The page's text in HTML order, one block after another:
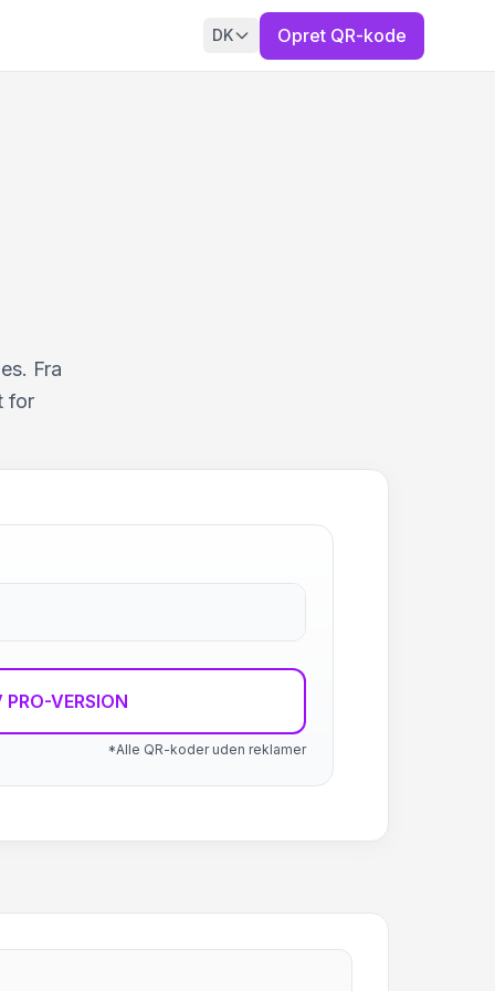
DK Opret QR-kode
Fra
for
PRO-VERSION
*Alle QR-koder uden reklamer